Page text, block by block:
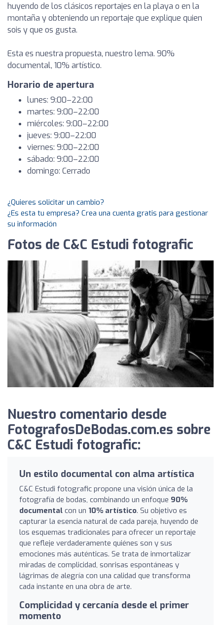
huyendo de los clásicos reportajes en la playa o en la
montaña y obteniendo un reportaje que explique quien
sois y que os gusta.
​Esta es nuestra propuesta, nuestro lema. 90%
documental, 10% artístico.
Horario de apertura
lunes: 9:00–22:00
martes: 9:00–22:00
miércoles: 9:00–22:00
jueves: 9:00–22:00
viernes: 9:00–22:00
sábado: 9:00–22:00
domingo: Cerrado
¿Quieres solicitar un cambio?
¿Es esta tu empresa? Crea una cuenta gratis para gestionar
su información
Fotos de C&C Estudi fotografic
Nuestro comentario desde
FotografosDeBodas.com.es sobre
C&C Estudi fotografic:
Un estilo documental con alma artística
C&C Estudi fotografic propone una visión única de la
fotografía de bodas, combinando un enfoque 90%
documental con un 10% artístico. Su objetivo es
capturar la esencia natural de cada pareja, huyendo de
los esquemas tradicionales para ofrecer un reportaje
que refleje verdaderamente quiénes son y sus
emociones más auténticas. Se trata de inmortalizar
miradas de complicidad, sonrisas espontáneas y
lágrimas de alegría con una calidad que transforma
cada instante en una obra de arte.
Complicidad y cercanía desde el primer
momento